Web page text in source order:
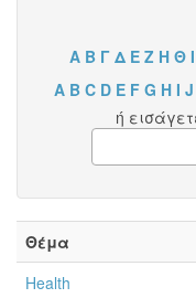
Α Β Γ Δ Ε Ζ Η Θ Ι
A B C D E F G H I J
ή
Θέμα
Health